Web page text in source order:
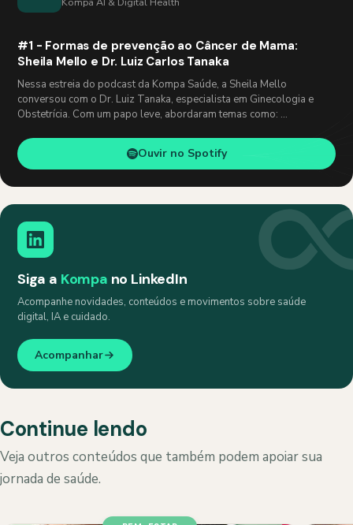
#1 - Formas de prevenção ao Câncer de Mama:
Sheila Mello e Dr. Luiz Carlos Tanaka
Nessa estreia do podcast da Kompa Saúde, a Sheila Mello
conversou com o Dr. Luiz Tanaka, especialista em Ginecologia e
Obstetrícia. Com um papo leve, abordaram temas como: …
Ouvir no Spotify
Siga a Kompa no LinkedIn
Acompanhe novidades, conteúdos e movimentos sobre saúde
digital, IA e cuidado.
Acompanhar
Continue lendo
Veja outros conteúdos que também podem apoiar sua
jornada de saúde.